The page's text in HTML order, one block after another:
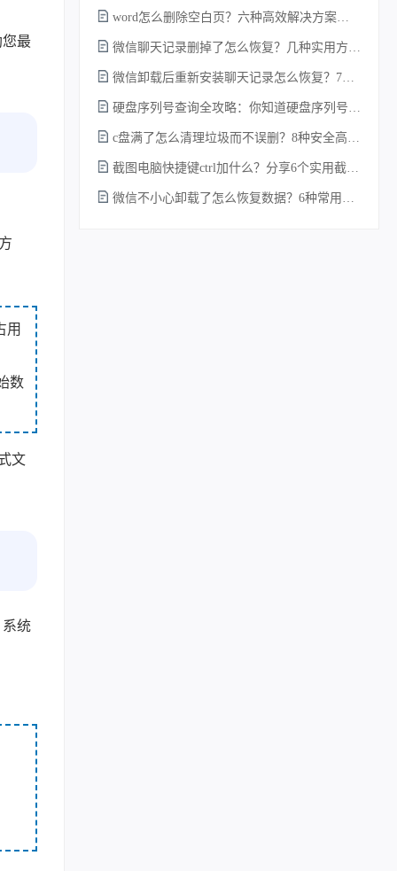
最
用
数
文
统
word怎么删除空白页？六种高效解决方案（2026年最新实操指南）！
微信聊天记录删掉了怎么恢复？几种实用方法详解！
微信卸载后重新安装聊天记录怎么恢复？7种实测有效的恢复方案详解！
硬盘序列号查询全攻略：你知道硬盘序列号怎么查吗？
c盘满了怎么清理垃圾而不误删？8种安全高效的方法详解+误删恢复指南！
截图电脑快捷键ctrl加什么？分享6个实用截图方法！
微信不小心卸载了怎么恢复数据？6种常用方法详解！